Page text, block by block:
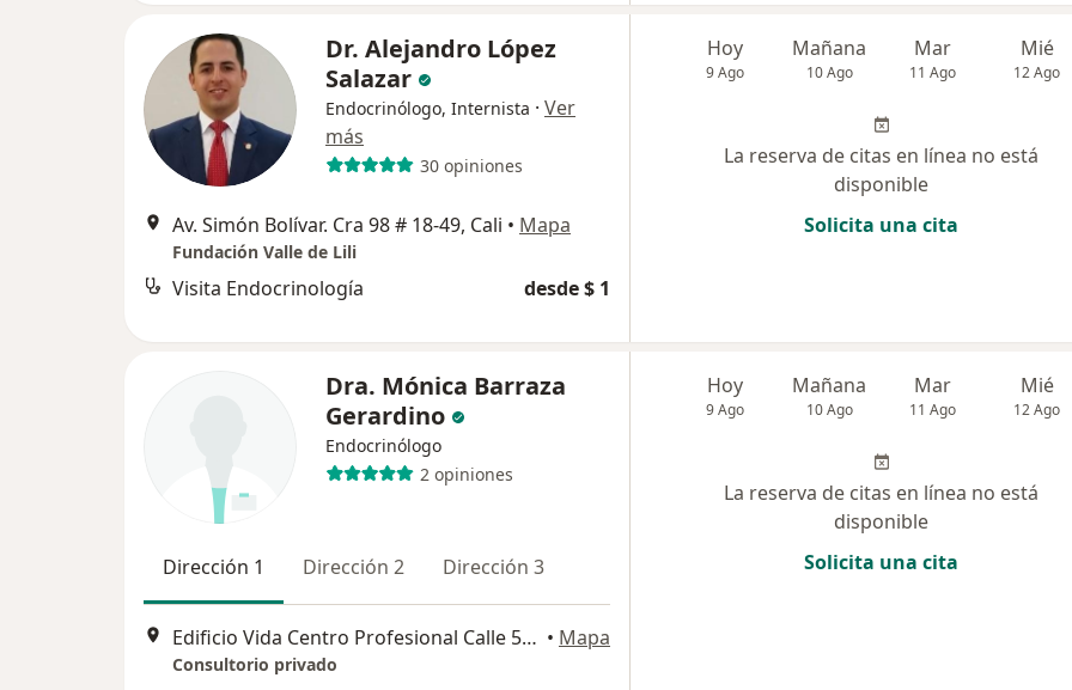
Dr. Alejandro López
Salazar
Endocrinólogo, Internista · Ver
más
30 opiniones
Av. Simón Bolívar. Cra 98 # 18-49, Cali • Mapa
Fundación Valle de Lili
Visita Endocrinología desde $ 1
Hoy
9 Ago
Mañana
10 Ago
Mar
11 Ago
Mié
12 Ago
La reserva de citas en línea no está
disponible
Solicita una cita
Dra. Mónica Barraza
Gerardino
Endocrinólogo
2 opiniones
Dirección 1 Dirección 2 Dirección 3
Edificio Vida Centro Profesional Calle 5D # 38a-35 Consultorio 923 Torre I, Cali • Mapa
Consultorio privado
Hoy
9 Ago
Mañana
10 Ago
Mar
11 Ago
Mié
12 Ago
La reserva de citas en línea no está
disponible
Solicita una cita